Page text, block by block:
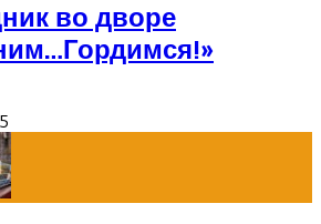
во дворе